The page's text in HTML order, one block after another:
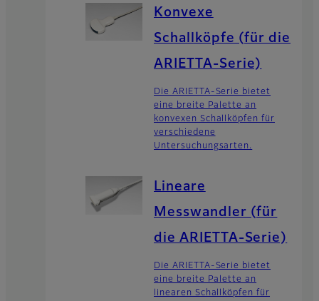
Konvexe
Schallköpfe (für die
ARIETTA-Serie)
Die ARIETTA-Serie bietet
eine breite Palette an
konvexen Schallköpfen für
verschiedene
Untersuchungsarten.
Lineare
Messwandler (für
die ARIETTA-Serie)
Die ARIETTA-Serie bietet
eine breite Palette an
linearen Schallköpfen für